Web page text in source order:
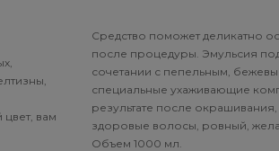
вам
Средство поможет деликатно
после процедуры. Эмульсия
сочетании с пепельным,
специальные ухаживающие
результате после
здоровые волосы, ровный,
Объем 1000 мл.